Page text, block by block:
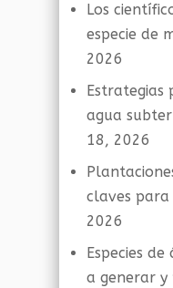
Los
especie de
2026
agua
18, 2026
claves
2026
Especies
a generar y